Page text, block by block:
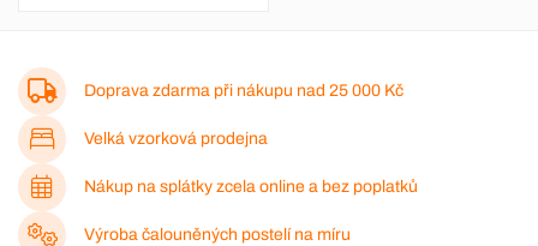
Doprava zdarma při nákupu nad 25 000 Kč
Velká vzorková prodejna
Nákup na splátky zcela online a bez poplatků
Výroba čalouněných postelí na míru